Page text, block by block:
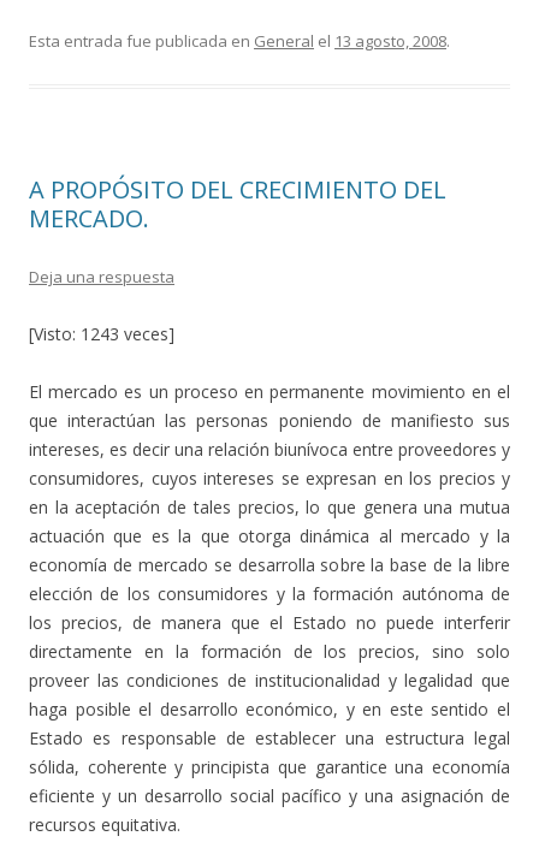
e
k
itt m
r
Esta entrada fue publicada en General el 13 agosto, 2008.
A PROPÓSITO DEL CRECIMIENTO DEL
MERCADO.
Deja una respuesta
[Visto: 1243 veces]
El mercado es un proceso en permanente movimiento en el
que interactúan las personas poniendo de manifiesto sus
intereses, es decir una relación biunívoca entre proveedores y
consumidores, cuyos intereses se expresan en los precios y
en la aceptación de tales precios, lo que genera una mutua
actuación que es la que otorga dinámica al mercado y la
economía de mercado se desarrolla sobre la base de la libre
elección de los consumidores y la formación autónoma de
los precios, de manera que el Estado no puede interferir
directamente en la formación de los precios, sino solo
proveer las condiciones de institucionalidad y legalidad que
haga posible el desarrollo económico, y en este sentido el
Estado es responsable de establecer una estructura legal
sólida, coherente y principista que garantice una economía
eficiente y un desarrollo social pacífico y una asignación de
recursos equitativa.